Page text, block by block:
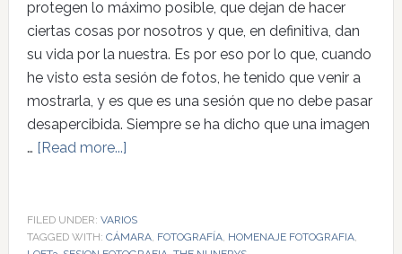
protegen lo máximo posible, que dejan de hacer
ciertas cosas por nosotros y que, en definitiva, dan
su vida por la nuestra. Es por eso por lo que, cuando
he visto esta sesión de fotos, he tenido que venir a
mostrarla, y es que es una sesión que no debe pasar
desapercibida. Siempre se ha dicho que una imagen
… [Read more...]
FILED UNDER: VARIOS
TAGGED WITH: CÁMARA, FOTOGRAFÍA, HOMENAJE FOTOGRAFIA,